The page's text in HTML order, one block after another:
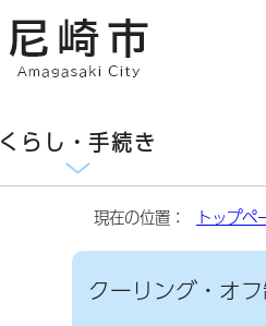
くらし・手続き
現在の位置： トップペ
クーリング・オ